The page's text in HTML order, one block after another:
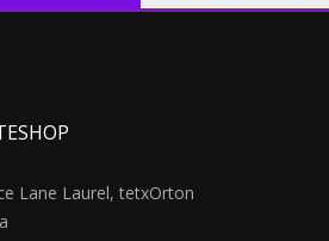
Lane Laurel, tetxOrton